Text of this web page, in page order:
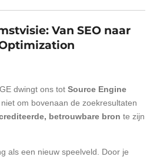
Van SEO naar
dwingt ons tot Source Engine
om bovenaan de zoekresultaten
betrouwbare bron te zijn
als een nieuw speelveld. Door je